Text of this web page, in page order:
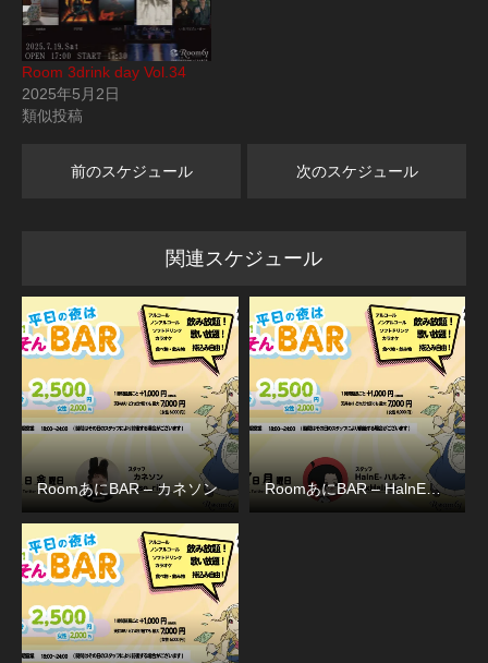
Room 3drink day Vol.34
2025年5月2日
類似投稿
前のスケジュール 次のスケジュール
関連スケジュール
RoomあにBAR – カネソン RoomあにBAR – HalnE…